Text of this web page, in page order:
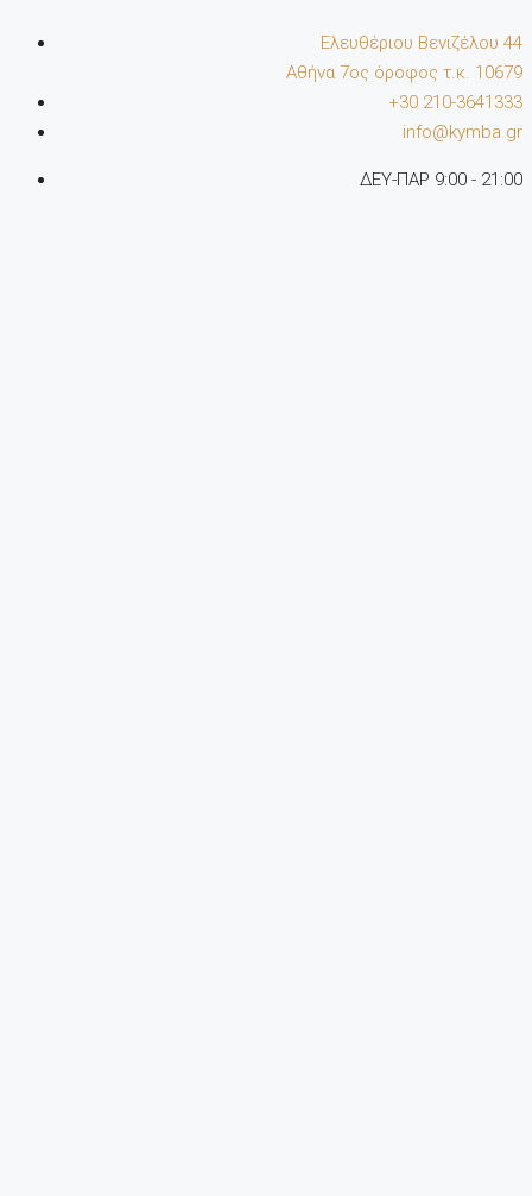
Ελευθέριου Βενιζέλου 44
Αθήνα 7oς όροφος τ.κ. 10679
+30 210-3641333
info@kymba.gr
ΔΕΥ-ΠΑΡ 9:00 - 21:00